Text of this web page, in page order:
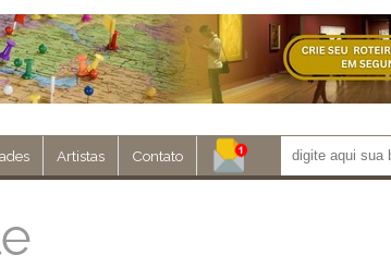
Artistas Contato